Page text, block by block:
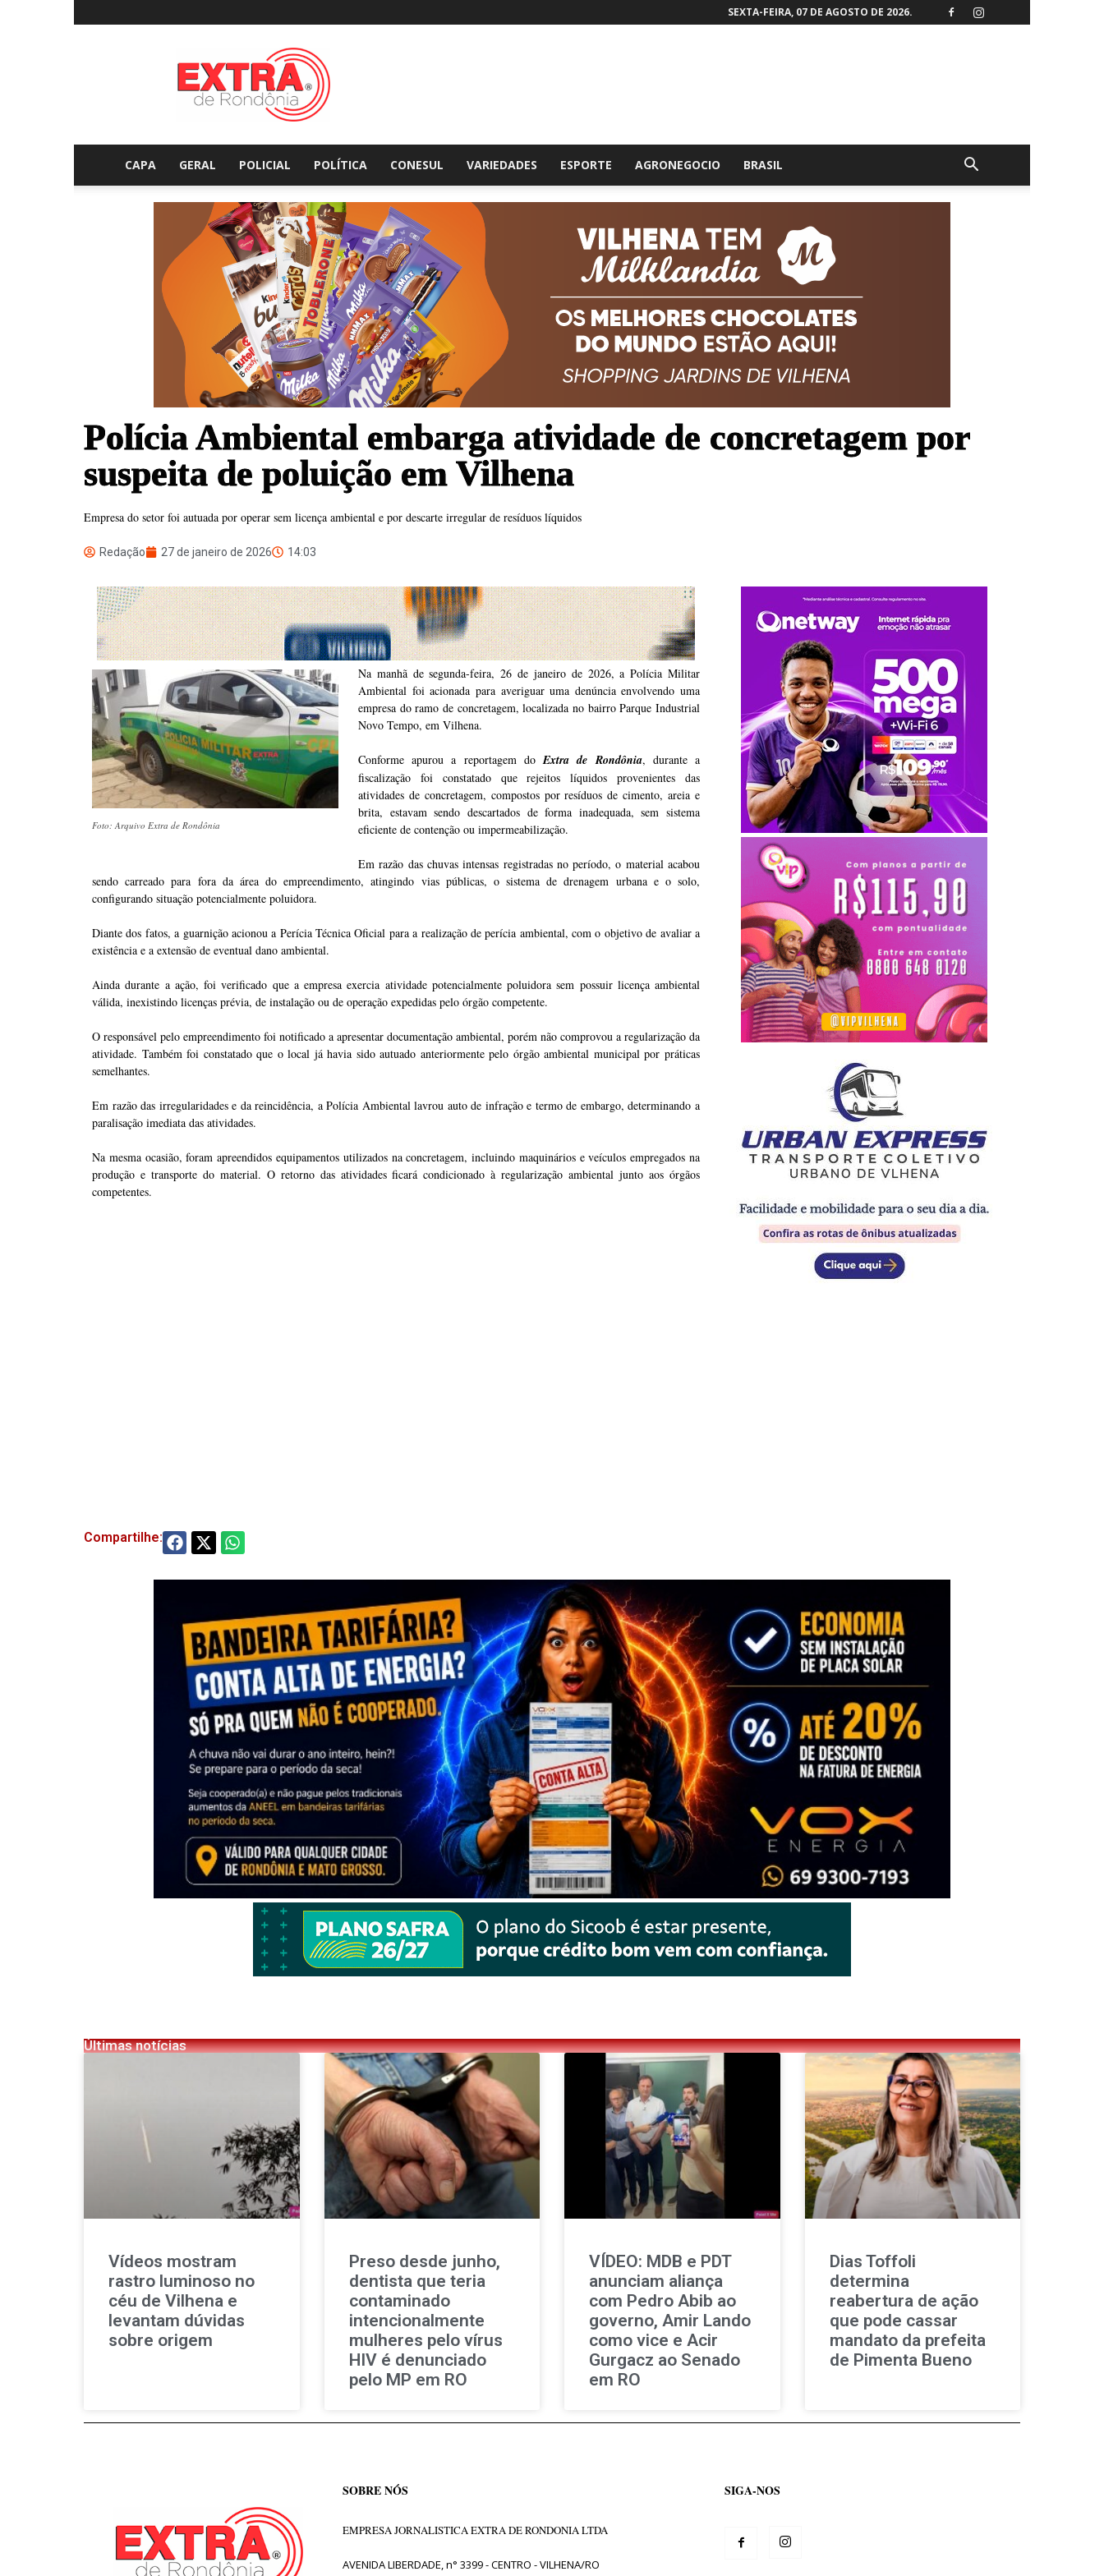
SEXTA-FEIRA, 07 DE AGOSTO DE 2026.
Extraderondonia.com.br
CAPA GERAL POLICIAL POLÍTICA CONESUL VARIEDADES ESPORTE AGRONEGOCIO BRASIL
Polícia Ambiental embarga atividade de concretagem por
suspeita de poluição em Vilhena
Empresa do setor foi autuada por operar sem licença ambiental e por descarte irregular de resíduos líquidos
Redação 27 de janeiro de 2026 14:03
Foto: Arquivo Extra de Rondônia
Na manhã de segunda-feira, 26 de janeiro de 2026, a Polícia Militar
Ambiental foi acionada para averiguar uma denúncia envolvendo uma
empresa do ramo de concretagem, localizada no bairro Parque Industrial
Novo Tempo, em Vilhena.
Conforme apurou a reportagem doExtra de Rondônia, durante a
fiscalização foi constatado que rejeitos líquidos provenientes das
atividades de concretagem, compostos por resíduos de cimento, areia e
brita, estavam sendo descartados de forma inadequada, sem sistema
eficiente de contenção ou impermeabilização.
Em razão das chuvas intensas registradas no período, o material acabou
sendo carreado para fora da área do empreendimento, atingindo vias públicas, o sistema de drenagem urbana e o solo,
configurando situação potencialmente poluidora.
Diante dos fatos, a guarnição acionou a Perícia Técnica Oficial para a realização de perícia ambiental, com o objetivo de avaliar a
existência e a extensão de eventual dano ambiental.
Ainda durante a ação, foi verificado que a empresa exercia atividade potencialmente poluidora sem possuir licença ambiental
válida, inexistindo licenças prévia, de instalação ou de operação expedidas pelo órgão competente.
O responsável pelo empreendimento foi notificado a apresentar documentação ambiental, porém não comprovou a regularização da
atividade. Também foi constatado que o local já havia sido autuado anteriormente pelo órgão ambiental municipal por práticas
semelhantes.
Em razão das irregularidades e da reincidência, a Polícia Ambiental lavrou auto de infração e termo de embargo, determinando a
paralisação imediata das atividades.
Na mesma ocasião, foram apreendidos equipamentos utilizados na concretagem, incluindo maquinários e veículos empregados na
produção e transporte do material. O retorno das atividades ficará condicionado à regularização ambiental junto aos órgãos
competentes.
Compartilhe:
Últimas notícias
Vídeos mostram
rastro luminoso no
céu de Vilhena e
levantam dúvidas
sobre origem
Preso desde junho,
dentista que teria
contaminado
intencionalmente
mulheres pelo vírus
HIV é denunciado
pelo MP em RO
VÍDEO: MDB e PDT
anunciam aliança
com Pedro Abib ao
governo, Amir Lando
como vice e Acir
Gurgacz ao Senado
em RO
Dias Toffoli
determina
reabertura de ação
que pode cassar
mandato da prefeita
de Pimenta Bueno
SOBRE NÓS
EMPRESA JORNALISTICA EXTRA DE RONDONIA LTDA
AVENIDA LIBERDADE, n° 3399 - CENTRO - VILHENA/RO
SIGA-NOS